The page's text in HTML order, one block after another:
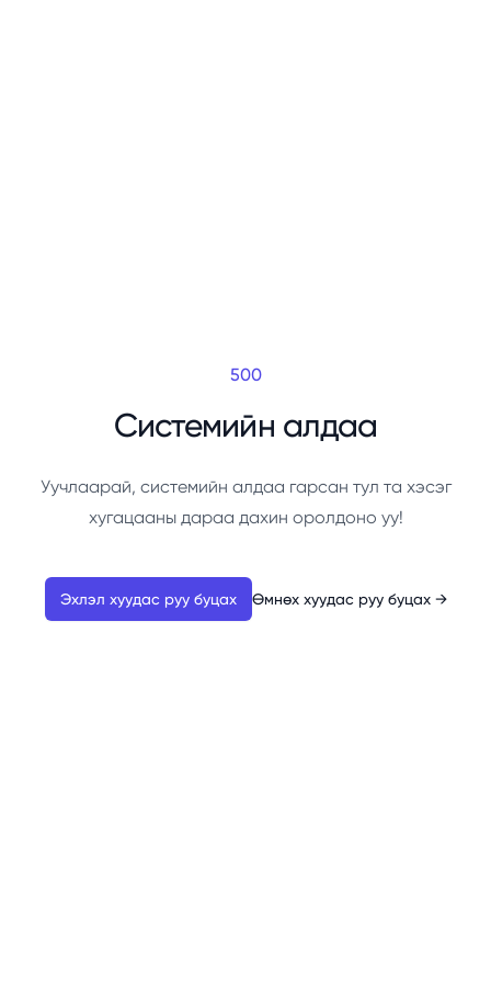
500
Системийн алдаа
Уучлаарай, системийн алдаа гарсан тул та хэсэг
хугацааны дараа дахин оролдоно уу!
Эхлэл хуудас руу буцах Өмнөх хуудас руу буцах →